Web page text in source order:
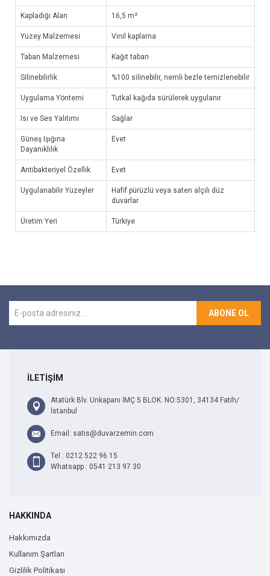
Kapladığı Alan 16,5 m²
Yüzey Malzemesi Vinil kaplama
Taban Malzemesi Kağıt taban
Silinebilirlik %100 silinebilir, nemli bezle temizlenebilir
Uygulama Yöntemi Tutkal kağıda sürülerek uygulanır
Isı ve Ses Yalıtımı Sağlar
Güneş Işığına
Dayanıklılık
Evet
Antibakteriyel Özellik Evet
Uygulanabilir Yüzeyler
Hafif pürüzlü veya saten alçılı düz
duvarlar
Üretim Yeri Türkiye
ABONE OL
İLETİŞİM
Atatürk Blv. Unkapanı İMÇ 5 BLOK. NO:5301, 34134 Fatih/
İstanbul
Email: satis@duvarzemin.com
Tel : 0212 522 96 15
Whatsapp : 0541 213 97 30
HAKKINDA
Hakkımızda
Kullanım Şartları
Gizlilik Politikası